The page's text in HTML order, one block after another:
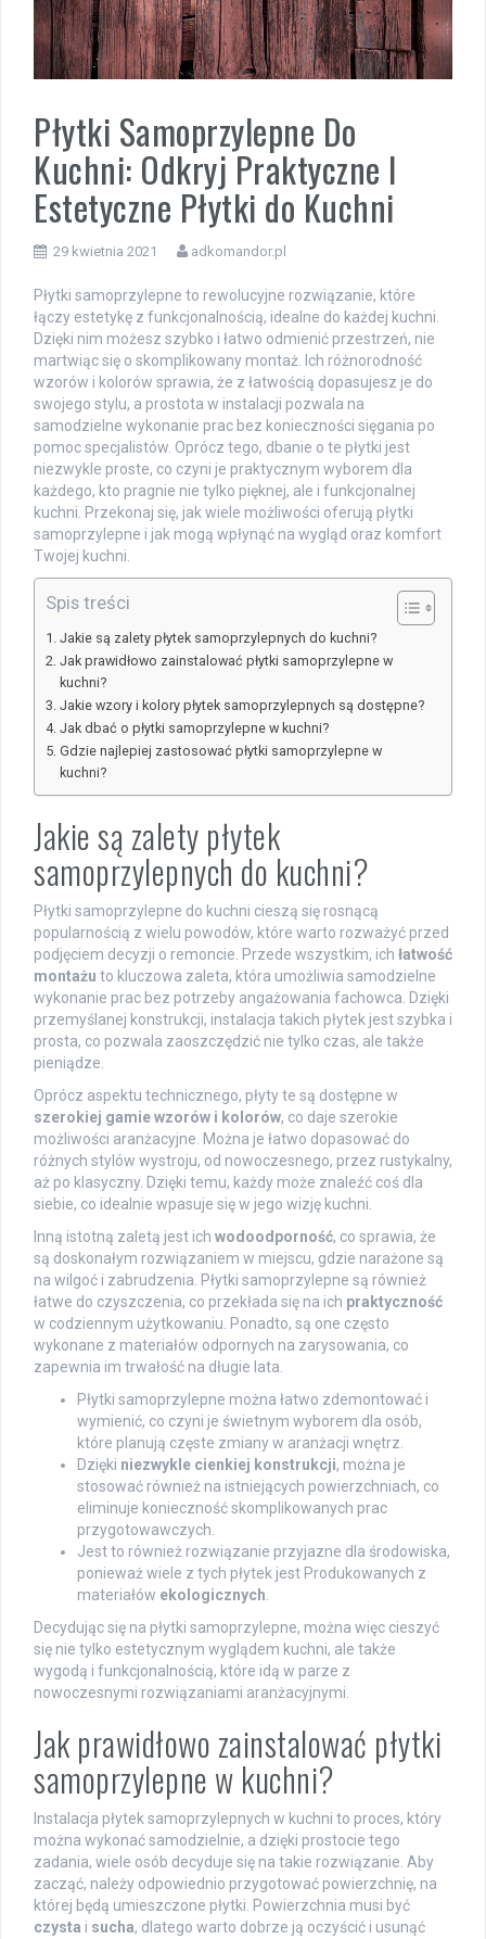
Płytki Samoprzylepne Do
Kuchni: Odkryj Praktyczne I
Estetyczne Płytki do Kuchni
29 kwietnia 2021 adkomandor.pl
Płytki samoprzylepne to rewolucyjne rozwiązanie, które
łączy estetykę z funkcjonalnością, idealne do każdej kuchni.
Dzięki nim możesz szybko i łatwo odmienić przestrzeń, nie
martwiąc się o skomplikowany montaż. Ich różnorodność
wzorów i kolorów sprawia, że z łatwością dopasujesz je do
swojego stylu, a prostota w instalacji pozwala na
samodzielne wykonanie prac bez konieczności sięgania po
pomoc specjalistów. Oprócz tego, dbanie o te płytki jest
niezwykle proste, co czyni je praktycznym wyborem dla
każdego, kto pragnie nie tylko pięknej, ale i funkcjonalnej
kuchni. Przekonaj się, jak wiele możliwości oferują płytki
samoprzylepne i jak mogą wpłynąć na wygląd oraz komfort
Twojej kuchni.
Spis treści
Jakie są zalety płytek samoprzylepnych do kuchni?
Jak prawidłowo zainstalować płytki samoprzylepne w
kuchni?
Jakie wzory i kolory płytek samoprzylepnych są dostępne?
Jak dbać o płytki samoprzylepne w kuchni?
Gdzie najlepiej zastosować płytki samoprzylepne w
kuchni?
Jakie są zalety płytek
samoprzylepnych do kuchni?
Płytki samoprzylepne do kuchni cieszą się rosnącą
popularnością z wielu powodów, które warto rozważyć przed
podjęciem decyzji o remoncie. Przede wszystkim, ich łatwość
montażu to kluczowa zaleta, która umożliwia samodzielne
wykonanie prac bez potrzeby angażowania fachowca. Dzięki
przemyślanej konstrukcji, instalacja takich płytek jest szybka i
prosta, co pozwala zaoszczędzić nie tylko czas, ale także
pieniądze.
Oprócz aspektu technicznego, płyty te są dostępne w
szerokiej gamie wzorów i kolorów, co daje szerokie
możliwości aranżacyjne. Można je łatwo dopasować do
różnych stylów wystroju, od nowoczesnego, przez rustykalny,
aż po klasyczny. Dzięki temu, każdy może znaleźć coś dla
siebie, co idealnie wpasuje się w jego wizję kuchni.
Inną istotną zaletą jest ich wodoodporność, co sprawia, że
są doskonałym rozwiązaniem w miejscu, gdzie narażone są
na wilgoć i zabrudzenia. Płytki samoprzylepne są również
łatwe do czyszczenia, co przekłada się na ich praktyczność
w codziennym użytkowaniu. Ponadto, są one często
wykonane z materiałów odpornych na zarysowania, co
zapewnia im trwałość na długie lata.
Płytki samoprzylepne można łatwo zdemontować i
wymienić, co czyni je świetnym wyborem dla osób,
które planują częste zmiany w aranżacji wnętrz.
Dzięki niezwykle cienkiej konstrukcji, można je
stosować również na istniejących powierzchniach, co
eliminuje konieczność skomplikowanych prac
przygotowawczych.
Jest to również rozwiązanie przyjazne dla środowiska,
ponieważ wiele z tych płytek jest Produkowanych z
materiałów ekologicznych.
Decydując się na płytki samoprzylepne, można więc cieszyć
się nie tylko estetycznym wyglądem kuchni, ale także
wygodą i funkcjonalnością, które idą w parze z
nowoczesnymi rozwiązaniami aranżacyjnymi.
Jak prawidłowo zainstalować płytki
samoprzylepne w kuchni?
Instalacja płytek samoprzylepnych w kuchni to proces, który
można wykonać samodzielnie, a dzięki prostocie tego
zadania, wiele osób decyduje się na takie rozwiązanie. Aby
zacząć, należy odpowiednio przygotować powierzchnię, na
której będą umieszczone płytki. Powierzchnia musi być
czysta i sucha, dlatego warto dobrze ją oczyścić i usunąć